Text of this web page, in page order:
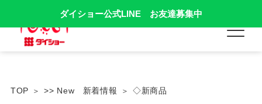
ダイショー公式LINE お友達募集中
TOP >> New 新着情報 ◇新商品